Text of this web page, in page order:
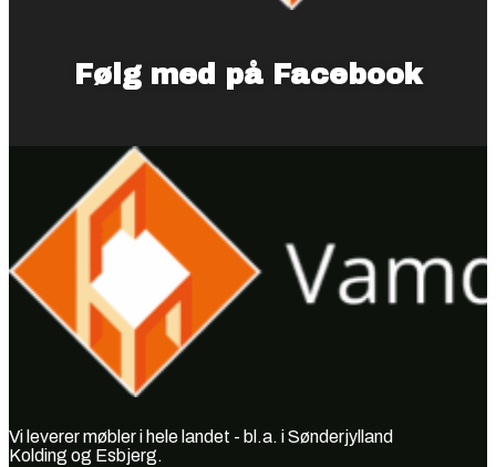
Følg med på Facebook
Vi leverer møbler i hele landet - bl.a. i Sønderjylland
Kolding og Esbjerg.